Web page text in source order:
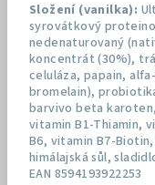
Složení (vanilka):
syrovátkový
nedenaturovaný
koncentrát (30%),
celuláza, papain,
bromelain),
barvivo beta
vitamin B1-Thiamin,
B6, vitamin B7-
himálajská sůl,
EAN 8594193922253